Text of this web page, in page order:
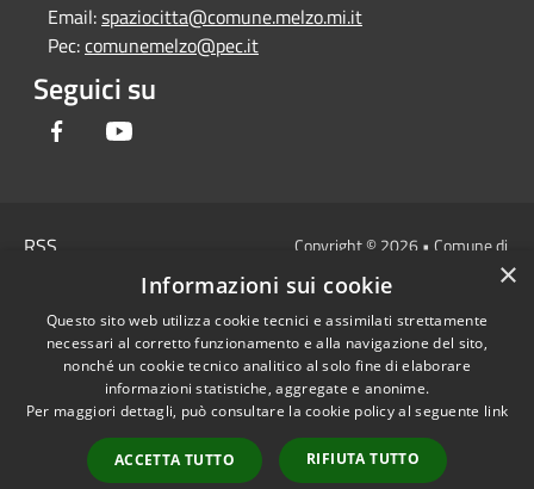
Email:spaziocitta@comune.melzo.mi.it
Pec:comunemelzo@pec.it
Seguici su
Facebook
RSS
Cookie
Mappa del sito
Area Interna
Dichiarazione di
accessibilità e/o
segnalazioni di non
Copyright © 2026 • Comune di
Melzo - Città Metropolitana di
Milano • Powered by
Municipium•Accesso
redazione
×
Informazioni sui cookie
Questo sito web utilizza cookie tecnici e assimilati strettamente
necessari al corretto funzionamento e alla navigazione del sito,
nonché un cookie tecnico analitico al solo fine di elaborare
informazioni statistiche, aggregate e anonime.
Per maggiori dettagli, può consultare la cookie policy al seguente link
ACCETTA TUTTO RIFIUTA TUTTO